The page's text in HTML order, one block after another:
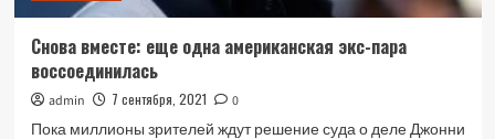
Снова вместе: еще одна американская экс-пара
воссоединилась
admin 7 сентября, 2021
0
Пока миллионы зрителей ждут решение суда о деле Джонни